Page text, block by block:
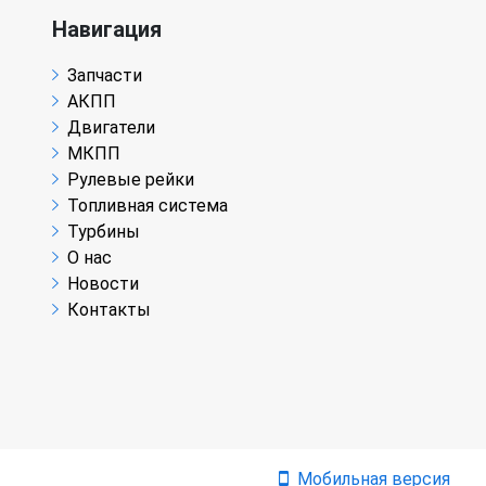
Навигация
Запчасти
АКПП
Двигатели
МКПП
Рулевые рейки
Топливная система
Турбины
О нас
Новости
Контакты
Мобильная версия